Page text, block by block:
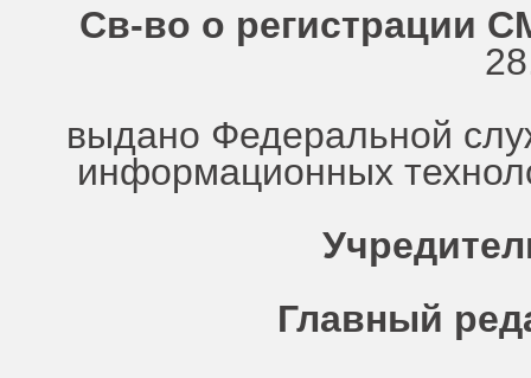
Св-во о регистрации
выдано Федеральной
информационных
Главный